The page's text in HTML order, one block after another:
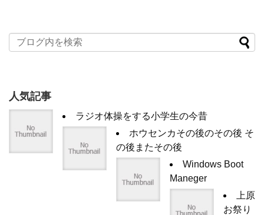
人気記事
ラジオ体操をする小学生の今昔
ホウセンカその後のその後 そ
の後またその後
Windows Boot
Maneger
上原
お祭り